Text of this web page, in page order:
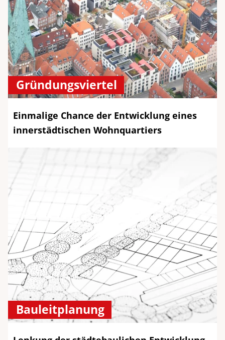
Gründungsviertel
Einmalige Chance der Entwicklung eines
innerstädtischen Wohnquartiers
Bauleitplanung